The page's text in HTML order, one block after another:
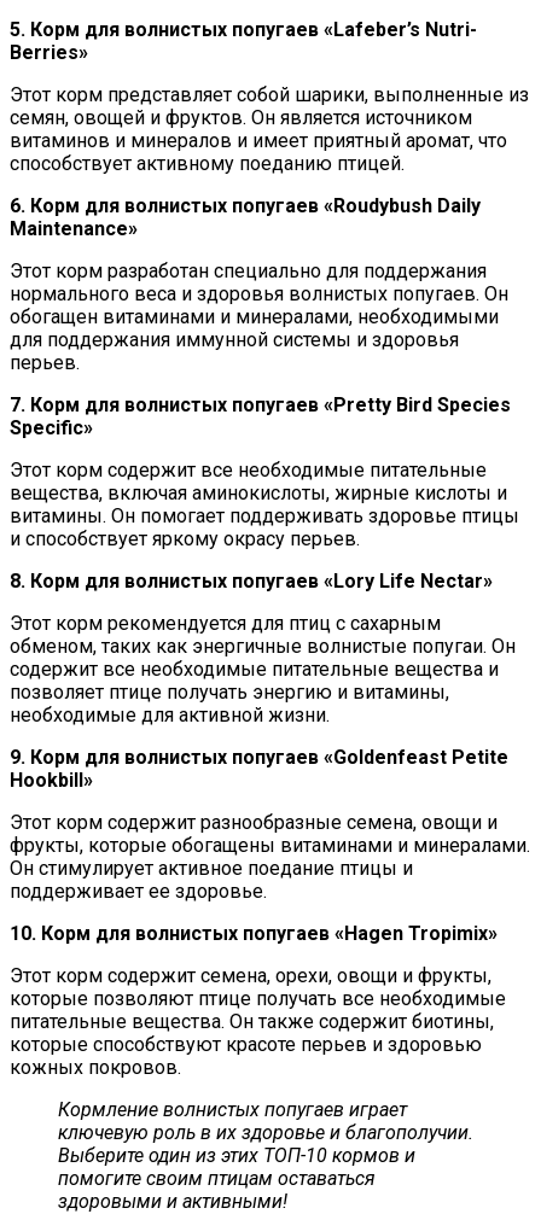
5. Корм для волнистых попугаев «Lafeber’s Nutri-
Berries»
Этот корм представляет собой шарики, выполненные из
семян, овощей и фруктов. Он является источником
витаминов и минералов и имеет приятный аромат, что
способствует активному поеданию птицей.
6. Корм для волнистых попугаев «Roudybush Daily
Maintenance»
Этот корм разработан специально для поддержания
нормального веса и здоровья волнистых попугаев. Он
обогащен витаминами и минералами, необходимыми
для поддержания иммунной системы и здоровья
перьев.
7. Корм для волнистых попугаев «Pretty Bird Species
Specific»
Этот корм содержит все необходимые питательные
вещества, включая аминокислоты, жирные кислоты и
витамины. Он помогает поддерживать здоровье птицы
и способствует яркому окрасу перьев.
8. Корм для волнистых попугаев «Lory Life Nectar»
Этот корм рекомендуется для птиц с сахарным
обменом, таких как энергичные волнистые попугаи. Он
содержит все необходимые питательные вещества и
позволяет птице получать энергию и витамины,
необходимые для активной жизни.
9. Корм для волнистых попугаев «Goldenfeast Petite
Hookbill»
Этот корм содержит разнообразные семена, овощи и
фрукты, которые обогащены витаминами и минералами.
Он стимулирует активное поедание птицы и
поддерживает ее здоровье.
10. Корм для волнистых попугаев «Hagen Tropimix»
Этот корм содержит семена, орехи, овощи и фрукты,
которые позволяют птице получать все необходимые
питательные вещества. Он также содержит биотины,
которые способствуют красоте перьев и здоровью
кожных покровов.
Кормление волнистых попугаев играет
ключевую роль в их здоровье и благополучии.
Выберите один из этих ТОП-10 кормов и
помогите своим птицам оставаться
здоровыми и активными!